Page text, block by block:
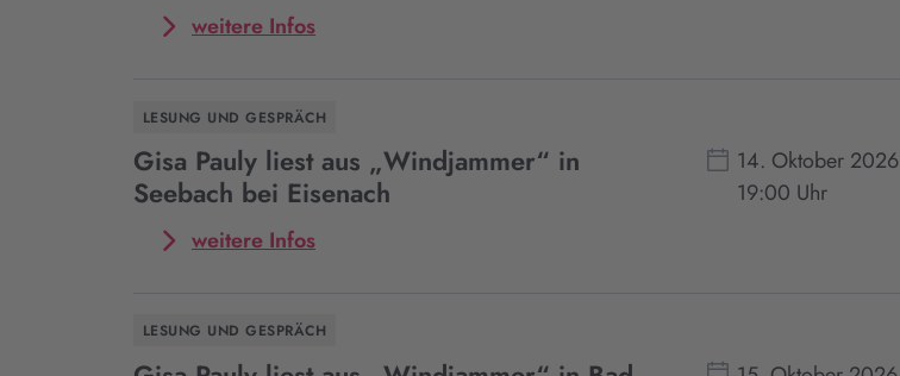
weitere InfosMehr
Pauly
liest
„Windjammer“
Baden-
LESUNG UND GESPRÄCH
Gisa Pauly liest aus „Windjammer“ in
Seebach bei Eisenach
14. Oktober 2026
19:00 Uhr
weitere InfosMehr
Gisa
Pauly
liest
LESUNG UND GESPRÄCH